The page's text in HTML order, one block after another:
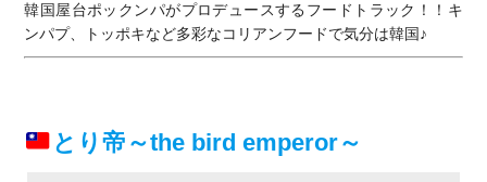
韓国屋台ポックンパがプロデュースするフードトラック！！キ
ンパプ、トッポキなど多彩なコリアンフードで気分は韓国♪
とり帝～the bird emperor～